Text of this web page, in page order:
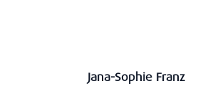
Jana-Sophie Franz